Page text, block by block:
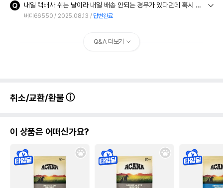
내일 택배사 쉬는 날이라 내일 배송 안되는 경우가 있다던데 혹시 여기는 어떤가요? 표시는 내일 도착이라고 보여서요~~
버디66550 2025.08.13 답변완료
Q&A 더보기
취소/교환/환불
이 상품은 어떠신가요?